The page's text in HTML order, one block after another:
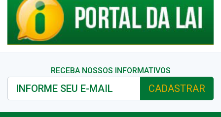
RECEBA NOSSOS INFORMATIVOS
CADASTRAR